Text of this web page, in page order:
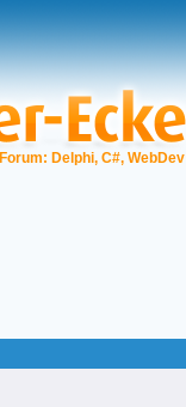
Forum: Delphi, C#, WebDev